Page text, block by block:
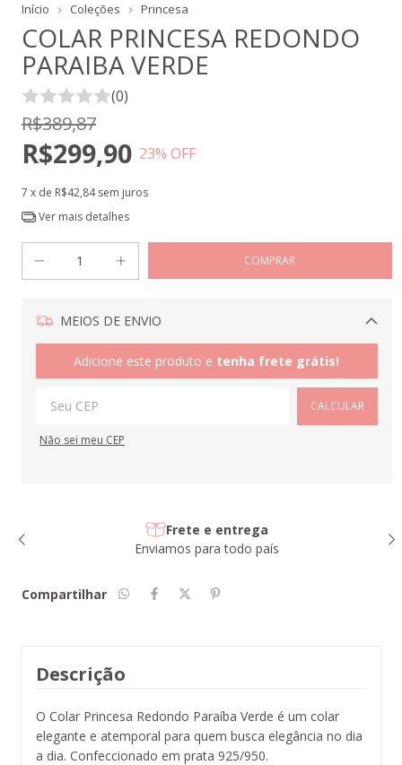
Início Coleções Princesa
COLAR PRINCESA REDONDO
PARAIBA VERDE
(0)
R$389,87
R$299,90 23% OFF
7 x de R$42,84 sem juros
Ver mais detalhes
MEIOS DE ENVIO
Adicione este produto e tenha frete grátis!
CALCULAR
Não sei meu CEP
Frete e entrega
Enviamos para todo país
Compartilhar
Descrição
O Colar Princesa Redondo Paraíba Verde é um colar
elegante e atemporal para quem busca elegância no dia
a dia. Confeccionado em prata 925/950.